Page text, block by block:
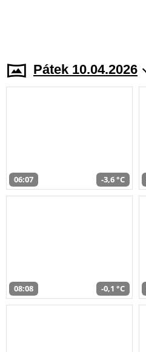
Pátek 10.04.2026
06:07 -3,6 °C
08:08 -0,1 °C